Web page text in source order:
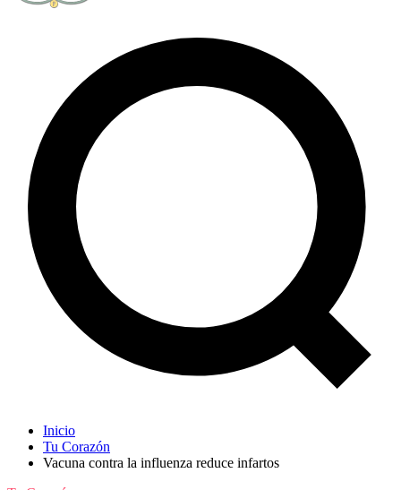
Inicio
Tu Corazón
Vacuna contra la influenza reduce infartos